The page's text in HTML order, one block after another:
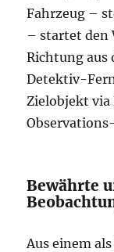
Fahrzeug –
– startet den
Richtung aus
Detektiv-
Zielobjekt via
Bewährte
Aus einem